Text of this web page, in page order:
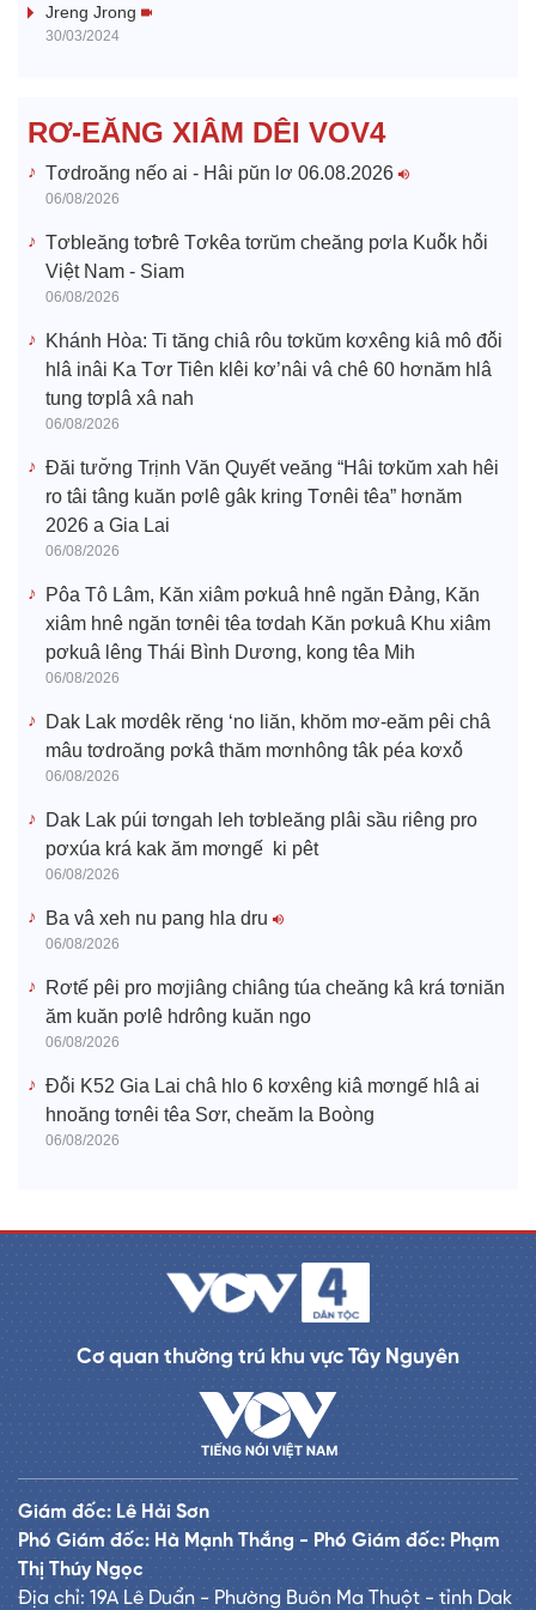
e
o
Jreng Jrong
30/03/2024
RƠ-EĂNG XIÂM DÊI VOV4
Tơdroăng nếo ai - Hâi pŭn lơ 06.08.2026
06/08/2026
Tơbleăng tơƀrê Tơkêa tơrŭm cheăng pơla Kuô̆k hô̆i
Việt Nam - Siam
06/08/2026
Khánh Hòa: Ti tăng chiâ rôu tơkŭm kơxêng kiâ mô đô̆i
hlâ inâi Ka Tơr Tiên klêi kơ’nâi vâ chê 60 hơnăm hlâ
tung tơplâ xâ nah
06/08/2026
Đăi tươ̆ng Trịnh Văn Quyết veăng “Hâi tơkŭm xah hêi
ro tâi tâng kuăn pơlê gâk kring Tơnêi têa” hơnăm
2026 a Gia Lai
06/08/2026
Pôa Tô Lâm, Kăn xiâm pơkuâ hnê ngăn Đảng, Kăn
xiâm hnê ngăn tơnêi têa tơdah Kăn pơkuâ Khu xiâm
pơkuâ lêng Thái Bình Dương, kong têa Mih
06/08/2026
Dak Lak mơdêk rĕng ‘no liăn, khŏm mơ-eăm pêi châ
mâu tơdroăng pơkâ thăm mơnhông tâk péa kơxô̆
06/08/2026
Dak Lak púi tơngah leh tơbleăng plâi sầu riêng pro
pơxúa krá kak ăm mơngế ki pêt
06/08/2026
Ba vâ xeh nu pang hla dru
06/08/2026
Rơtế pêi pro mơjiâng chiâng túa cheăng kâ krá tơniăn
ăm kuăn pơlê hdrông kuăn ngo
06/08/2026
Đô̆i K52 Gia Lai châ hlo 6 kơxêng kiâ mơngế hlâ ai
hnoăng tơnêi têa Sơr, cheăm Ia Boòng
06/08/2026
Cơ quan thường trú khu vực Tây Nguyên
Giám đốc: Lê Hải Sơn
Phó Giám đốc: Hà Mạnh Thắng - Phó Giám đốc: Phạm
Thị Thúy Ngọc
Địa chỉ: 19A Lê Duẩn - Phường Buôn Ma Thuột - tỉnh Dak